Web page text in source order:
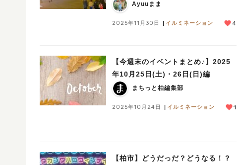
Ayuuまま
2025年11月30日 イルミネーション 4
【今週末のイベントまとめ♪】2025
年10月25日(土)・26日(日)編
まちっと柏編集部
2025年10月24日 イルミネーション 1
【柏市】どうだっだ？どうなる！？